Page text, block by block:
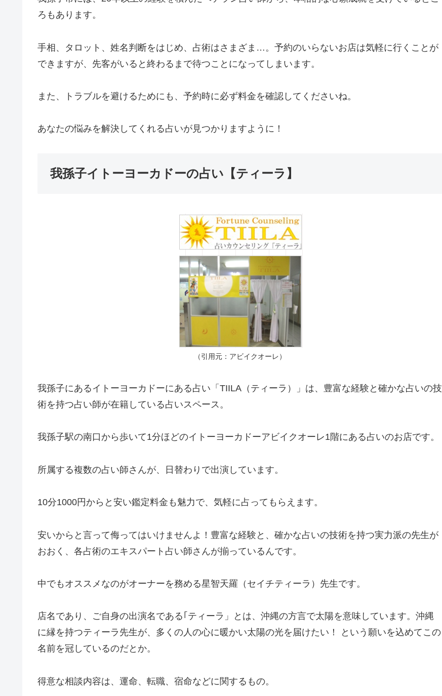
ろもあります。
手相、タロット、姓名判断をはじめ、占術はさまざま…。予約のいらないお店は気軽に行くことが
できますが、先客がいると終わるまで待つことになってしまいます。
また、トラブルを避けるためにも、予約時に必ず料金を確認してくださいね。
あなたの悩みを解決してくれる占いが見つかりますように！
我孫子イトーヨーカドーの占い【ティーラ】
（引用元：アビイクオーレ）
我孫子にあるイトーヨーカドーにある占い「TIILA（ティーラ）」は、豊富な経験と確かな占いの技
術を持つ占い師が在籍している占いスペース。
我孫子駅の南口から歩いて1分ほどのイトーヨーカドーアビイクオーレ1階にある占いのお店です。
所属する複数の占い師さんが、日替わりで出演しています。
10分1000円からと安い鑑定料金も魅力で、気軽に占ってもらえます。
安いからと言って侮ってはいけませんよ！豊富な経験と、確かな占いの技術を持つ実力派の先生が
おおく、各占術のエキスパート占い師さんが揃っているんです。
中でもオススメなのがオーナーを務める星智天羅（セイチティーラ）先生です。
店名であり、ご自身の出演名である｢ティーラ」とは、沖縄の方言で太陽を意味しています。沖縄
に縁を持つティーラ先生が、多くの人の心に暖かい太陽の光を届けたい！ という願いを込めてこの
名前を冠しているのだとか。
得意な相談内容は、運命、転職、宿命などに関するもの。